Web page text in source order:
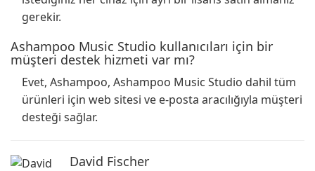
gerekir.
Ashampoo Music Studio kullanıcıları için bir
müşteri destek hizmeti var mı?
Evet, Ashampoo, Ashampoo Music Studio dahil tüm
ürünleri için web sitesi ve e-posta aracılığıyla müşteri
desteği sağlar.
David Fischer